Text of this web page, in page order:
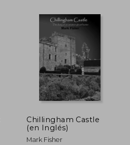
Chillingham Castle
(en Inglés)
Mark Fisher